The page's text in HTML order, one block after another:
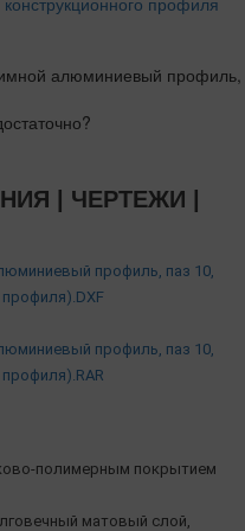
| ЧЕРТЕЖИ |
профиль, паз 10,
профиль, паз 10,
полимерным покрытием
матовый слой,